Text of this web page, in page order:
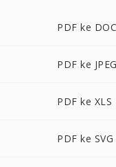
PDF ke
PDF ke
PDF ke XLS
PDF ke SVG